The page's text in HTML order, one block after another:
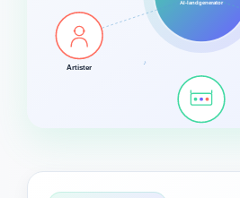
AI-landgenerator
Artister
♪